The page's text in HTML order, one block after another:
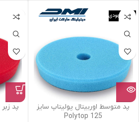
اتمام موجودی
پد متوسط اوربیتال پولیتاپ سایز
125 Polytop